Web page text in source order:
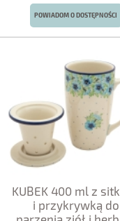
POWIADOM O DOSTĘPNOŚCI
KUBEK 400 ml z
i przykrywką do